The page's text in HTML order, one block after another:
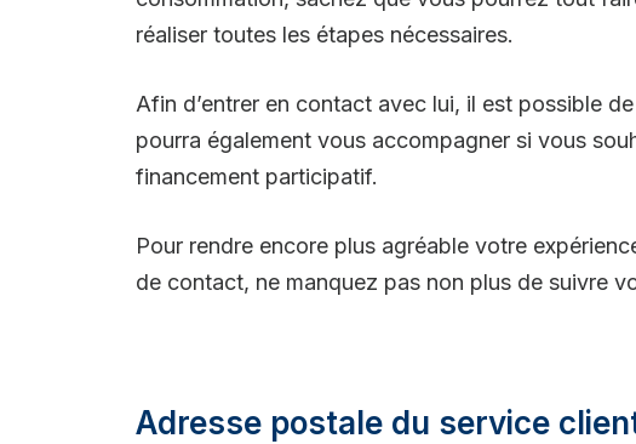
réaliser toutes les étapes nécessaires.
Afin d’entrer en contact avec lui, il est possible de
pourra également vous accompagner si vous
financement participatif.
Pour rendre encore plus agréable votre
de contact, ne manquez pas non plus de suivre
Adresse postale du service